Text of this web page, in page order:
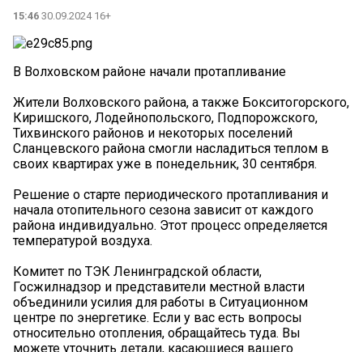
15:46 30.09.2024 16+
В Волховском районе начали протапливание
Жители Волховского района, а также Бокситогорского,
Киришского, Лодейнопольского, Подпорожского,
Тихвинского районов и некоторых поселений
Сланцевского района смогли насладиться теплом в
своих квартирах уже в понедельник, 30 сентября.
Решение о старте периодического протапливания и
начала отопительного сезона зависит от каждого
района индивидуально. Этот процесс определяется
температурой воздуха.
Комитет по ТЭК Ленинградской области,
Госжилнадзор и представители местной власти
объединили усилия для работы в Ситуационном
центре по энергетике. Если у вас есть вопросы
относительно отопления, обращайтесь туда. Вы
можете уточнить детали, касающиеся вашего